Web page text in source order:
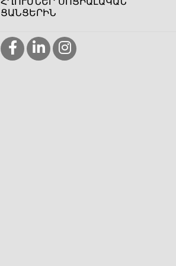
ՀՂՈՒՄՆԵՐ ՍՈՑԻԱԼԱԿԱՆ
ՑԱՆՑԵՐԻՆ